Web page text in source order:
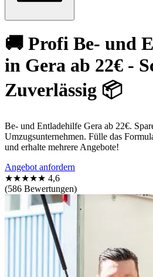
🚚 Profi Be- und
in Gera ab 22€ -
Zuverlässig 📦
Be- und Entladehilfe Gera ab 22€.
Umzugsunternehmen. Fülle das
und erhalte mehrere Angebote!
Angebot anfordern
★★★★★ 4,6
(586 Bewertungen)